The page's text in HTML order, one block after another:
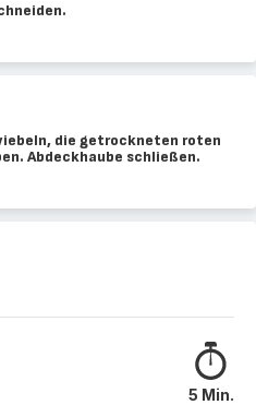
die getrockneten roten
Abdeckhaube schließen.
5 Min.